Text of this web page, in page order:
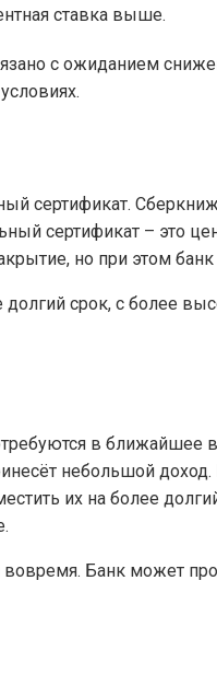
ставка выше.
с ожиданием
сертификат.
сертификат – это
но при этом
срок, с более
в ближайшее
небольшой
их на более
вовремя. Банк может